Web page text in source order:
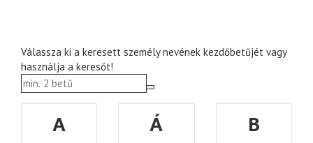
Válassza ki a keresett személy nevének kezdőbetűjét vagy
használja a keresőt!
A Á
B